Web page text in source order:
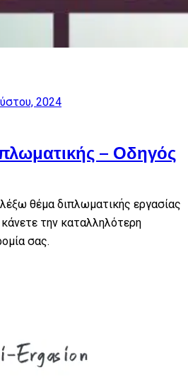
2024
– Οδηγός
θέμα διπλωματικής εργασίας
την καταλληλότερη
σας.